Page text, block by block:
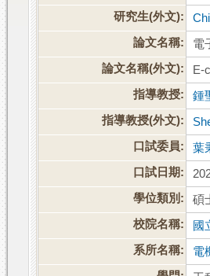
研究生(外文):
論文名稱:
電
論文名稱(外文):
E-
指導教授:
鍾
指導教授(外文):
口試委員:
葉
口試日期:
學位類別:
碩
校院名稱:
國
系所名稱:
電